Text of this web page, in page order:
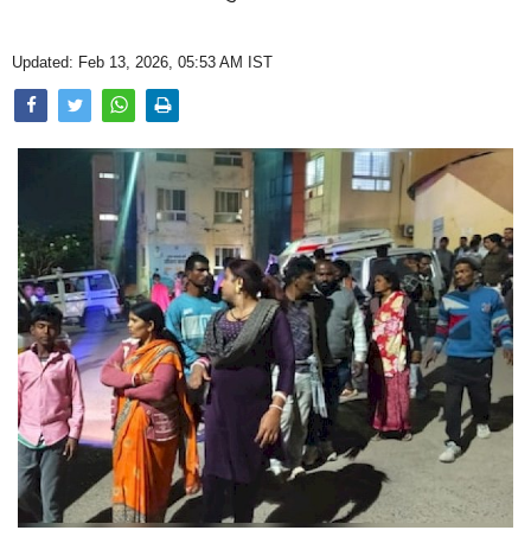
Photo Gallery
Home
Updated: Feb 13, 2026, 05:53 AM IST